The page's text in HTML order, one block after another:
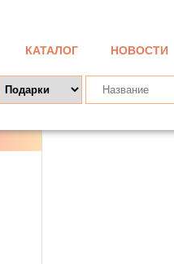
КАТАЛОГ НОВОСТИ